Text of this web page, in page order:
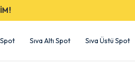
Sıva Altı Spot Sıva Üstü Spot